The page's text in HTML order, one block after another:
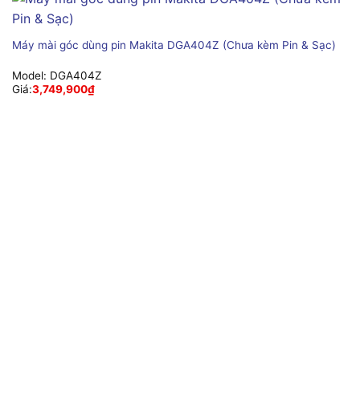
Máy mài góc dùng pin Makita DGA404Z (Chưa kèm Pin & Sạc)
Model: DGA404Z
Giá:3,749,900₫